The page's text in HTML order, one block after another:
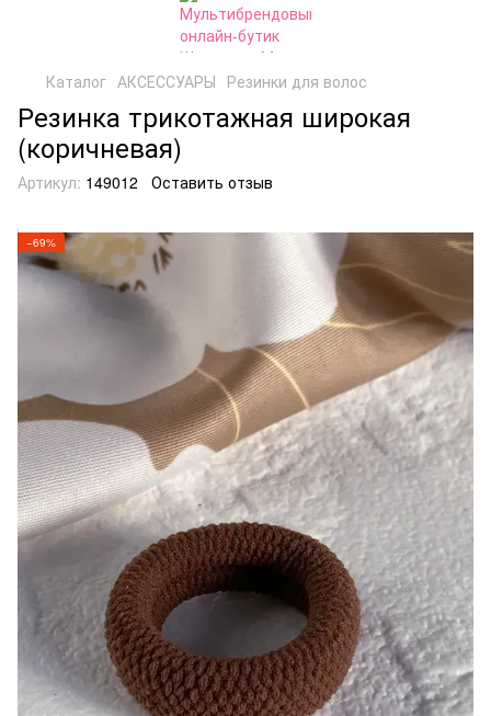
Каталог АКСЕССУАРЫ Резинки для волос
Резинка трикотажная широкая
(коричневая)
Артикул: 149012 Оставить отзыв
−69%